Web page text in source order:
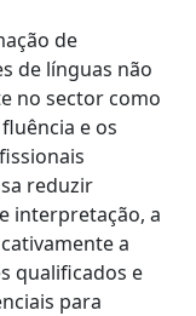
de
de línguas não
no sector como
e os
reduzir
interpretação, a
a
qualificados e
para